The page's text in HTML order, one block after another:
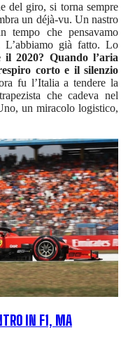
del giro, si torna sempre
un déjà-vu. Un nastro
che pensavamo
L’abbiamo già fatto. Lo
il 2020? Quando l’aria
corto e il silenzio
fu l’Italia a tendere la
che cadeva nel
un miracolo logistico,
IN F1, MA